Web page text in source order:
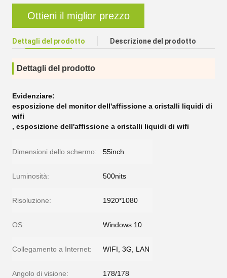
Ottieni il miglior prezzo
Dettagli del prodotto Descrizione del prodotto
Dettagli del prodotto
Evidenziare:
esposizione del monitor dell'affissione a cristalli liquidi di
wifi
, esposizione dell'affissione a cristalli liquidi di wifi
Dimensioni dello schermo: 55inch
Luminosità: 500nits
Risoluzione: 1920*1080
OS: Windows 10
Collegamento a Internet: WIFI, 3G, LAN
Angolo di visione: 178/178